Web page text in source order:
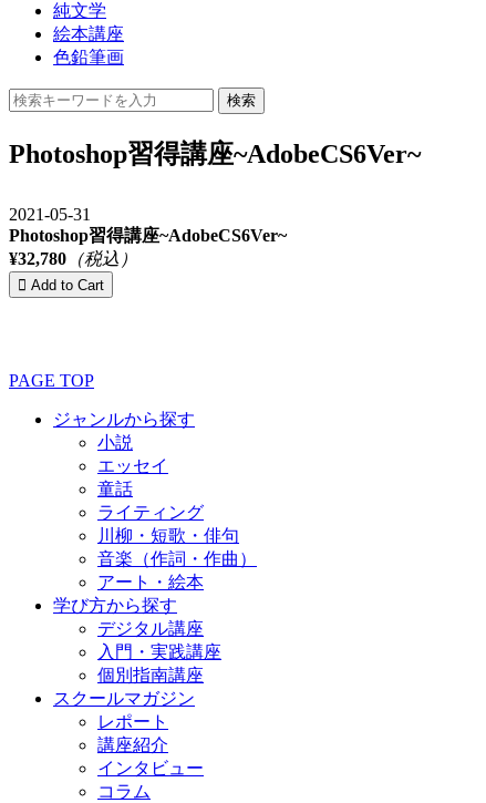
純文学
絵本講座
色鉛筆画
検索
Photoshop習得講座~AdobeCS6Ver~
2021-05-31
Photoshop習得講座~AdobeCS6Ver~
¥32,780 （税込）
PAGE TOP
ジャンルから探す
小説
エッセイ
童話
ライティング
川柳・短歌・俳句
音楽（作詞・作曲）
アート・絵本
学び方から探す
デジタル講座
入門・実践講座
個別指南講座
スクールマガジン
レポート
講座紹介
インタビュー
コラム